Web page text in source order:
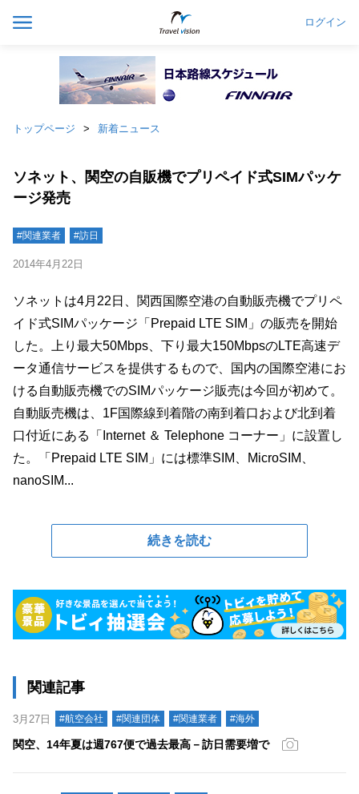
ログイン
トップページ 新着ニュース
ソネット、関空の自販機でプリペイド式SIMパッケ
ージ発売
#関連業者 #訪日
2014年4月22日
ソネットは4月22日、関西国際空港の自動販売機でプリペ
イド式SIMパッケージ「Prepaid LTE SIM」の販売を開始
した。上り最大50Mbps、下り最大150MbpsのLTE高速デ
ータ通信サービスを提供するもので、国内の国際空港にお
ける自動販売機でのSIMパッケージ販売は今回が初めて。
自動販売機は、1F国際線到着階の南到着口および北到着
口付近にある「Internet ＆ Telephone コーナー」に設置し
た。「Prepaid LTE SIM」には標準SIM、MicroSIM、
nanoSIM...
続きを読む
関連記事
3月27日 #航空会社 #関連団体 #関連業者 #海外
関空、14年夏は週767便で過去最高－訪日需要増で